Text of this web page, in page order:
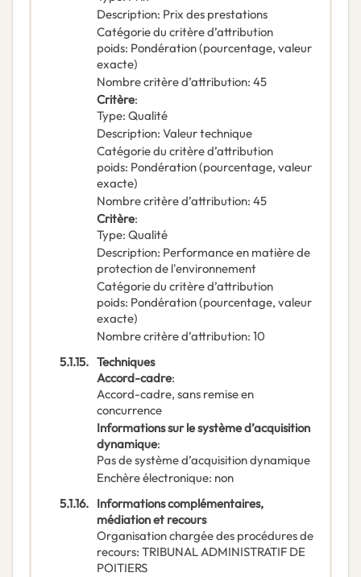
Description: Prix des prestations
Catégorie du critère d’attribution
poids: Pondération (pourcentage, valeur
exacte)
Nombre critère d’attribution: 45
Critère:
Type: Qualité
Description: Valeur technique
Catégorie du critère d’attribution
poids: Pondération (pourcentage, valeur
exacte)
Nombre critère d’attribution: 45
Critère:
Type: Qualité
Description: Performance en matière de
protection de l'environnement
Catégorie du critère d’attribution
poids: Pondération (pourcentage, valeur
exacte)
Nombre critère d’attribution: 10
5.1.15. Techniques
Accord-cadre:
Accord-cadre, sans remise en
concurrence
Informations sur le système d’acquisition
dynamique:
Pas de système d’acquisition dynamique
Enchère électronique: non
5.1.16. Informations complémentaires,
médiation et recours
Organisation chargée des procédures de
recours: TRIBUNAL ADMINISTRATIF DE
POITIERS